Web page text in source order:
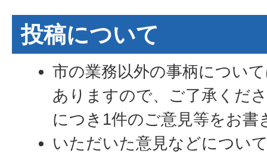
投稿について
市の業務以外の事柄につい
ありますので、ご了承くだ
につき1件のご意見等をお書
いただいた意見などについ